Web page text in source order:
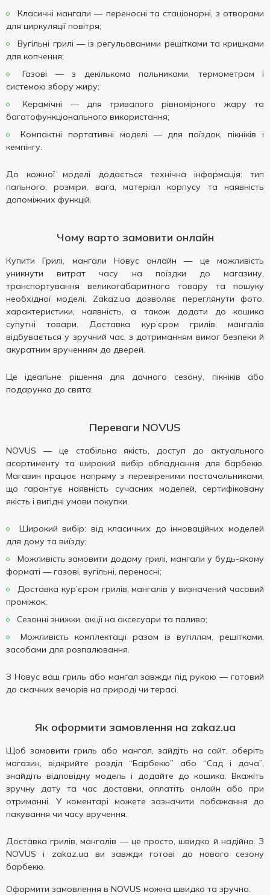
Класичні мангали — переносні та стаціонарні, з отворами
для циркуляції повітря;
Вугільні грилі — із регульованими решітками та кришками
для копчення;
Газові — з декількома пальниками, термометром і
системою збору жиру;
Керамічні — для тривалого рівномірного жару та
багатофункціонального використання;
Компактні портативні моделі — для поїздок, пікніків і
кемпінгу.
До кожної моделі додається технічна інформація: тип
пального, розміри, вага, матеріал корпусу та наявність
допоміжних функцій.
Чому варто замовити онлайн
Купити Грилі, мангали Новус онлайн — це можливість
уникнути витрат часу на поїздки до магазину,
транспортування великогабаритного товару та пошуку
необхідної моделі. Zakaz.ua дозволяє переглянути фото,
характеристики, наявність, а також додати до кошика
супутні товари. Доставка кур’єром грилів, мангалів
відбувається у зручний час, з дотриманням вимог безпеки й
акуратним врученням до дверей.
Це ідеальне рішення для дачного сезону, пікніків або
подарунка до свята.
Переваги NOVUS
NOVUS — це стабільна якість, доступ до актуального
асортименту та широкий вибір обладнання для барбекю.
Магазин працює напряму з перевіреними постачальниками,
що гарантує наявність сучасних моделей, сертифіковану
якість і вигідні умови покупки.
Широкий вибір: від класичних до інноваційних моделей
для дому та виїзду;
Можливість замовити додому грилі, мангали у будь-якому
форматі — газові, вугільні, переносні;
Доставка кур’єром грилів, мангалів у визначений часовий
проміжок;
Сезонні знижки, акції на аксесуари та паливо;
Можливість комплектації разом із вугіллям, решітками,
засобами для розпалювання.
З Новус ваш гриль або мангал завжди під рукою — готовий
до смачних вечорів на природі чи терасі.
Як оформити замовлення на zakaz.ua
Щоб замовити гриль або мангал, зайдіть на сайт, оберіть
магазин, відкрийте розділ “Барбекю” або “Сад і дача”,
знайдіть відповідну модель і додайте до кошика. Вкажіть
зручну дату та час доставки, оплатіть онлайн або при
отриманні. У коментарі можете зазначити побажання до
пакування чи часу вручення.
Доставка грилів, мангалів — це просто, швидко й надійно. З
NOVUS і zakaz.ua ви завжди готові до нового сезону
барбекю.
Оформити замовлення в NOVUS можна швидко та зручно.